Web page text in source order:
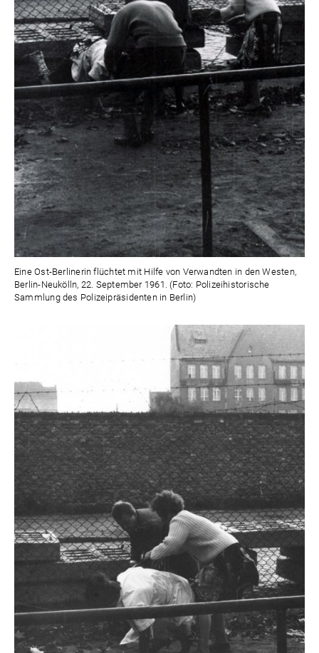
Eine Ost-Berlinerin flüchtet mit Hilfe von Verwandten in den Westen,
Berlin-Neukölln, 22. September 1961. (Foto: Polizeihistorische
Sammlung des Polizeipräsidenten in Berlin)